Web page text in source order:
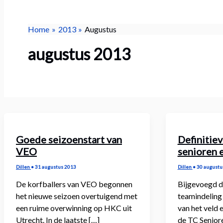
Home 2013 Augustus
augustus 2013
Goede seizoenstart van
VEO
Dillen •31 augustus 2013
De korfballers van VEO begonnen
het nieuwe seizoen overtuigend met
een ruime overwinning op HKC uit
Utrecht. In de laatste […]
senioren
Dillen •30
Bijgevoegd
van het veld
de TC